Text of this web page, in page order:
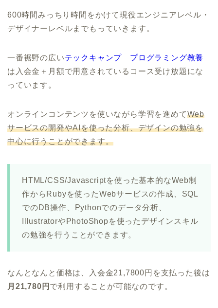
600時間みっちり時間をかけて現役エンジニアレベル・
デザイナーレベルまでもっていきます。
一番裾野の広いテックキャンプ プログラミング教養
は入会金＋月額で用意されているコース受け放題にな
っています。
オンラインコンテンツを使いながら学習を進めてWeb
サービスの開発やAIを使った分析、デザインの勉強を
中心に行うことができます。
HTML/CSS/Javascriptを使った基本的なWeb制
作からRubyを使ったWebサービスの作成、SQL
でのDB操作、Pythonでのデータ分析、
IllustratorやPhotoShopを使ったデザインスキル
の勉強を行うことができます。
なんとなんと価格は、入会金21,7800円を支払った後は
月21,780円 で利用することが可能なのです。